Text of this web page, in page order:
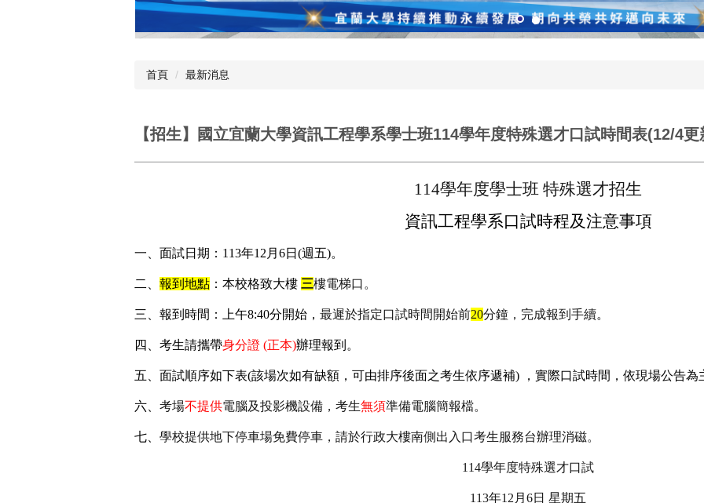
首頁 最新消息
【招生】國立宜蘭大學資訊工程學系學士班114學年度特殊選才口試時間表(12/4更
114學年度學士班 特殊選才招生
資訊工程學系口試時程及注意事項
一、面試日期：113年12月6日(週五)。
二、 報到地點 ：本校格致大樓 三樓電梯口。
三、報到時間 ：上午8:40分開始， 最遲於指定口試時間開始前20分鐘，完成報到手續。
四、考生請攜帶身分證 (正本)辦理報到。
五、面試順序如下表(該場次如有缺額，可由排序後面之考生依序遞補) ，實際口試時間，依現場公告為
六、考場不提供電腦及投影機設備，考生無須準備電腦簡報檔。
七、學校提供地下停車場免費停車，請於行政大樓南側出入口考生服務台辦理消磁。
114學年度特殊選才口試
113年12月6日 星期五